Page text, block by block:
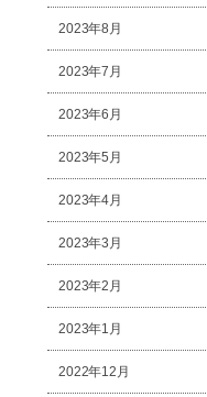
2023年8月
2023年7月
2023年6月
2023年5月
2023年4月
2023年3月
2023年2月
2023年1月
2022年12月